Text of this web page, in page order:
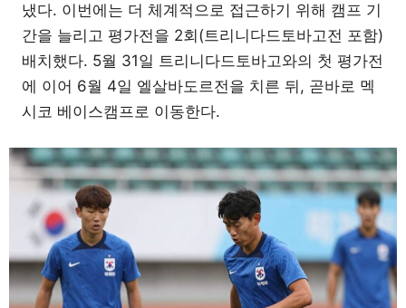
냈다. 이번에는 더 체계적으로 접근하기 위해 캠프 기
간을 늘리고 평가전을 2회(트리니다드토바고전 포함)
배치했다. 5월 31일 트리니다드토바고와의 첫 평가전
에 이어 6월 4일 엘살바도르전을 치른 뒤, 곧바로 멕
시코 베이스캠프로 이동한다.